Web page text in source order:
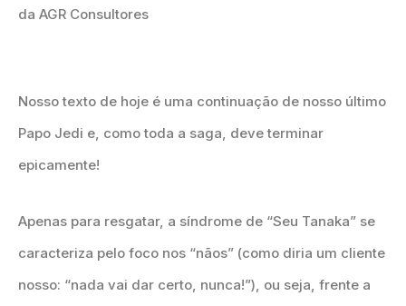
da AGR Consultores
Nosso texto de hoje é uma continuação de nosso último
Papo Jedi e, como toda a saga, deve terminar
epicamente!
Apenas para resgatar, a síndrome de “Seu Tanaka” se
caracteriza pelo foco nos “nãos” (como diria um cliente
nosso: “nada vai dar certo, nunca!”), ou seja, frente a